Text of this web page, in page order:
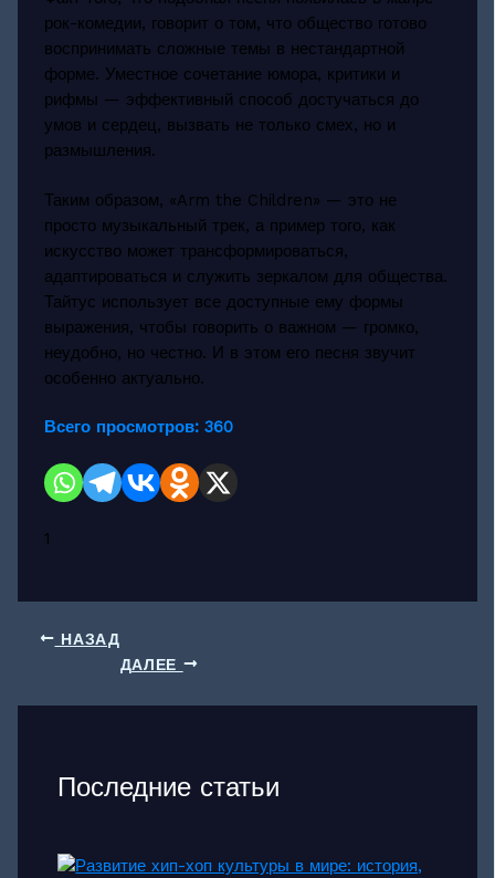
рок-комедии, говорит о том, что общество готово
воспринимать сложные темы в нестандартной
форме. Уместное сочетание юмора, критики и
рифмы — эффективный способ достучаться до
умов и сердец, вызвать не только смех, но и
размышления.
Таким образом, «Arm the Children» — это не
просто музыкальный трек, а пример того, как
искусство может трансформироваться,
адаптироваться и служить зеркалом для общества.
Тайтус использует все доступные ему формы
выражения, чтобы говорить о важном — громко,
неудобно, но честно. И в этом его песня звучит
особенно актуально.
Всего просмотров: 360
1
НАЗАД
ДАЛЕЕ
Последние статьи